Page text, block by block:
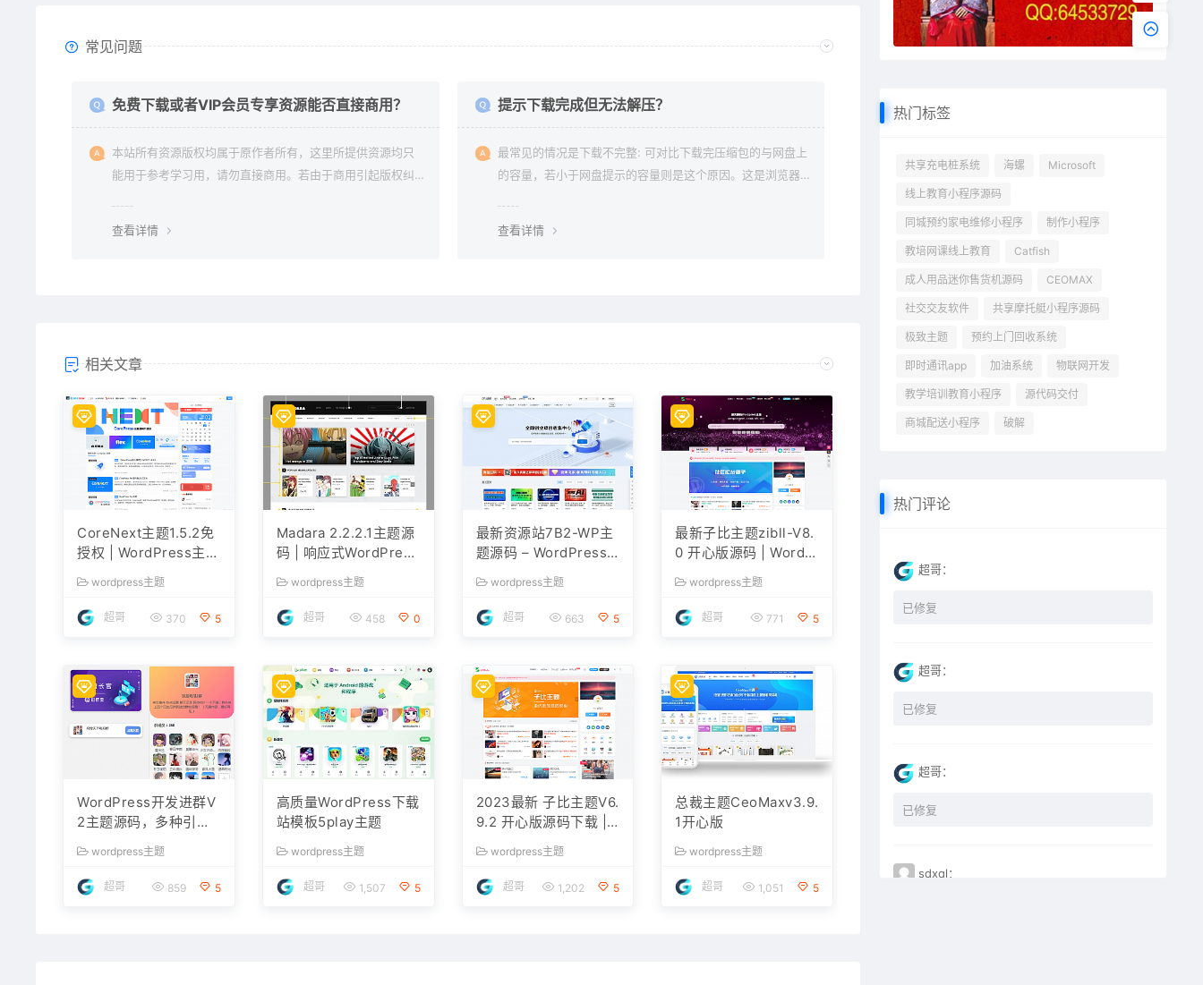
常见问题
免费下载或者VIP会员专享资源能否直接商用？
本站所有资源版权均属于原作者所有，这里所提供资源均只
能用于参考学习用，请勿直接商用。若由于商用引起版权纠
查看详情
提示下载完成但无法解压？
最常见的情况是下载不完整: 可对比下载完压缩包的与网盘上
的容量，若小于网盘提示的容量则是这个原因。这是浏览器
查看详情
相关文章
CoreNext主题1.5.2免
授权 | WordPress主题
wordpress主题
超哥 370 5
Madara 2.2.2.1主题源
码 | 响应式WordPress
wordpress主题
超哥 458 0
最新资源站7B2-WP主
题源码 – WordPress
wordpress主题
超哥 663 5
最新子比主题zibll-V8.
0 开心版源码 | WordP
wordpress主题
超哥 771 5
WordPress开发进群V
2主题源码，多种引流
方法，引私域二次变现
wordpress主题
超哥 859 5
高质量WordPress下载
站模板5play主题
wordpress主题
超哥 1,507 5
2023最新 子比主题V6.
9.2 开心版源码下载 |
WordPress主题 | 亲测
可用
wordpress主题
超哥 1,202 5
总裁主题CeoMaxv3.9.
1开心版
wordpress主题
超哥 1,051 5
热门标签
共享充电桩系统 海螺 Microsoft
线上教育小程序源码
同城预约家电维修小程序 制作小程序
教培网课线上教育 Catfish
成人用品迷你售货机源码 CEOMAX
社交交友软件 共享摩托艇小程序源码
极致主题 预约上门回收系统
即时通讯app 加油系统 物联网开发
教学培训教育小程序 源代码交付
商城配送小程序 破解
热门评论
超哥：
已修复
超哥：
已修复
超哥：
已修复
sdxql：